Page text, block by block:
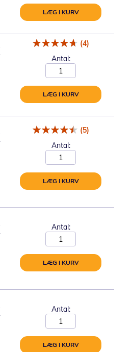
LÆG I KURV
(4)
Antal:
LÆG I KURV
(5)
Antal:
LÆG I KURV
Antal:
LÆG I KURV
Antal:
LÆG I KURV